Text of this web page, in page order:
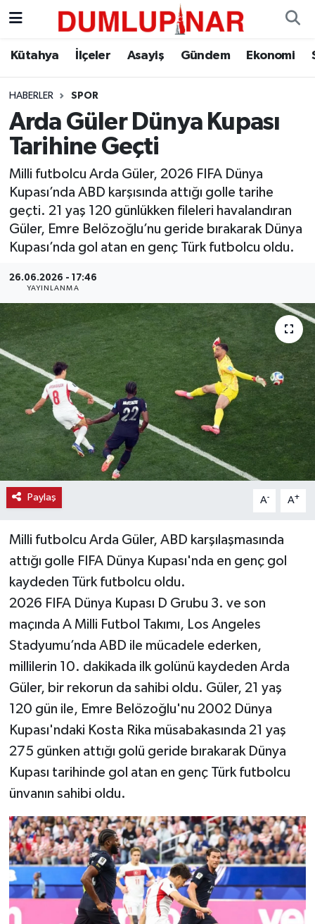
Kütahya İlçeler Asayiş Gündem Ekonomi
HABERLER SPOR
Arda Güler Dünya Kupası
Tarihine Geçti
Milli futbolcu Arda Güler, 2026 FIFA Dünya
Kupası’nda ABD karşısında attığı golle tarihe
geçti. 21 yaş 120 günlükken fileleri havalandıran
Güler, Emre Belözoğlu’nu geride bırakarak Dünya
Kupası’nda gol atan en genç Türk futbolcu oldu.
26.06.2026 - 17:46
YAYINLANMA
Paylaş A- A+
Milli futbolcu Arda Güler, ABD karşılaşmasında
attığı golle FIFA Dünya Kupası'nda en genç gol
kaydeden Türk futbolcu oldu.
2026 FIFA Dünya Kupası D Grubu 3. ve son
maçında A Milli Futbol Takımı, Los Angeles
Stadyumu’nda ABD ile mücadele ederken,
millilerin 10. dakikada ilk golünü kaydeden Arda
Güler, bir rekorun da sahibi oldu. Güler, 21 yaş
120 gün ile, Emre Belözoğlu'nu 2002 Dünya
Kupası'ndaki Kosta Rika müsabakasında 21 yaş
275 günken attığı golü geride bırakarak Dünya
Kupası tarihinde gol atan en genç Türk futbolcu
ünvanın sahibi oldu.
Asayiş
Diğer
Dünya
Ekonomi
Eleman
Gündem
Haber
Haber İlanlar
Kültür-Sanat
Magazin
Resmi İlanlar
Seri İlan
Spor
Teknoloji
Vefat Haberleri
Yaşam
Kütahya Hava Durumu
Kütahya Trafik Yoğunluk Haritası
Süper Lig Puan Durumu ve Fikstür
Son Dakika Haberleri
Haber Arşivi